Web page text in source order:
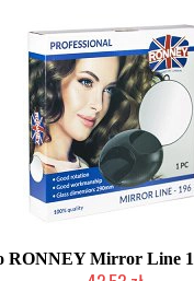
RONNEY Mirror Line